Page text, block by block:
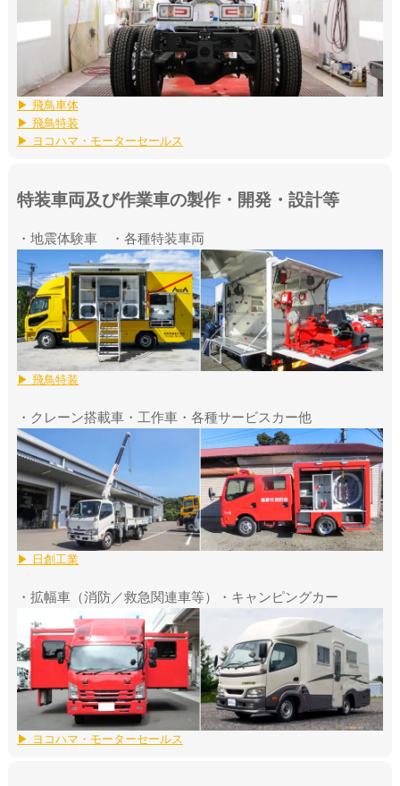
▶ 飛鳥車体
▶ 飛鳥特装
▶ ヨコハマ・モーターセールス
特装車両及び作業車の製作・開発・設計等
・地震体験車 ・各種特装車両
▶ 飛鳥特装
・クレーン搭載車・工作車・各種サービスカー他
▶ 日創工業
・拡幅車（消防／救急関連車等）・キャンピングカー
▶ ヨコハマ・モーターセールス